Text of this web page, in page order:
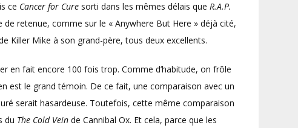
ce Cancer for Cure sorti dans les mêmes délais que R.A.P.
retenue, comme sur le « Anywhere But Here » déjà cité,
Killer Mike à son grand-père, tous deux excellents.
en fait encore 100 fois trop. Comme d’habitude, on frôle
est le grand témoin. De ce fait, une comparaison avec un
serait hasardeuse. Toutefois, cette même comparaison
du The Cold Vein de Cannibal Ox. Et cela, parce que les